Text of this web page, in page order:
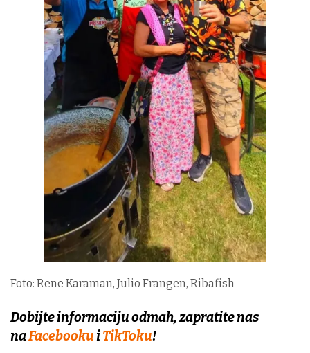
Foto: Rene Karaman, Julio Frangen, Ribafish
Dobijte informaciju odmah, zapratite nas
naFacebookuiTikToku!